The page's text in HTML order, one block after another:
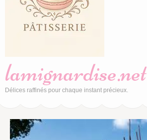
lamignardise.net
Délices raffinés pour chaque instant précieux.